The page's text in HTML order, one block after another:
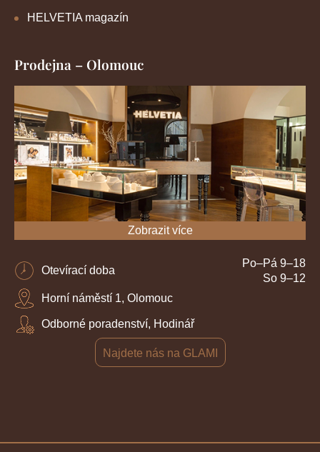
HELVETIA magazín
Prodejna – Olomouc
Zobrazit více
Otevírací doba
Po–Pá 9–18
So 9–12
Horní náměstí 1, Olomouc
Odborné poradenství, Hodinář
Najdete nás na GLAMI